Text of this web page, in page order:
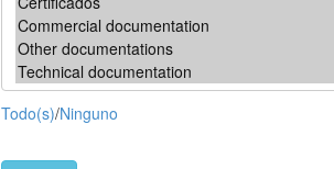
Todo(s)/Ninguno